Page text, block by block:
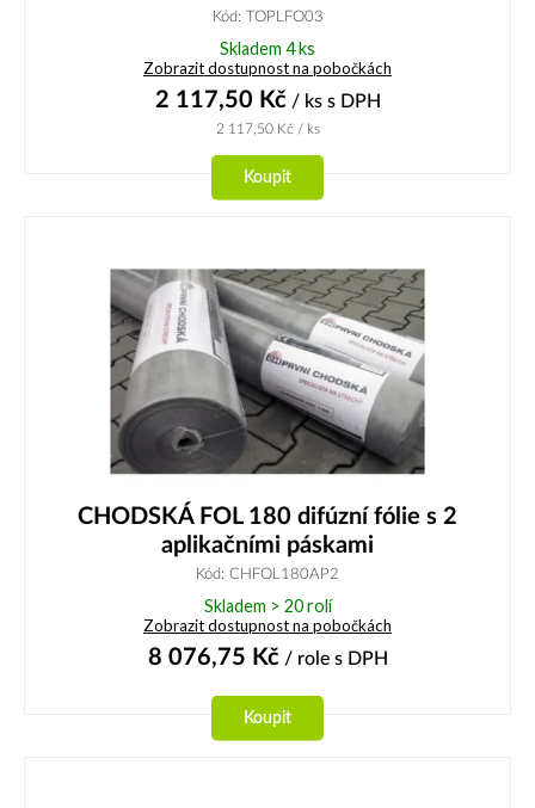
Kód: TOPLFO03
Skladem 4 ks
Zobrazit dostupnost na pobočkách
2 117,50 Kč/ ks s DPH
2 117,50Kč / ks
Koupit
CHODSKÁ FOL 180 difúzní fólie s 2
aplikačními páskami
Kód: CHFOL180AP2
Skladem > 20 rolí
Zobrazit dostupnost na pobočkách
8 076,75 Kč/ role s DPH
Koupit